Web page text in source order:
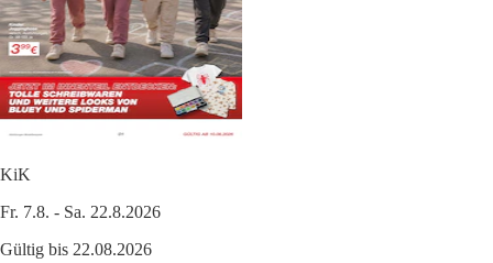
KiK
Fr. 7.8. - Sa. 22.8.2026
Gültig bis 22.08.2026